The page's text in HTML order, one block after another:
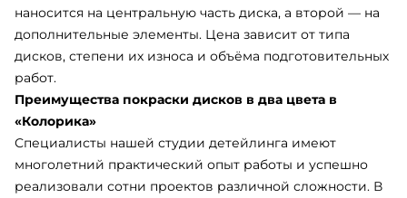
наносится на центральную часть диска, а второй — на
дополнительные элементы. Цена зависит от типа
дисков, степени их износа и объёма подготовительных
работ.
Преимущества покраски дисков в два цвета в
«Колорика»
Специалисты нашей студии детейлинга имеют
многолетний практический опыт работы и успешно
реализовали сотни проектов различной сложности. В